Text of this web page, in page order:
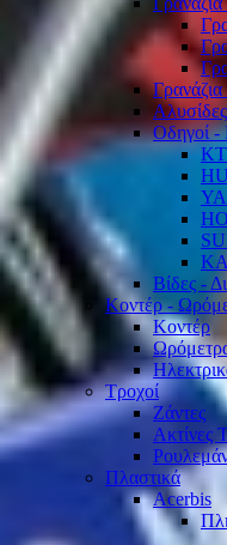
Αλυσίδες
Οδηγοί -
Βίδες -
Κοντέρ -
Κοντέρ
Τροχοί
Ζάντες
Ακτίνες
Πλαστικά
Acerbis